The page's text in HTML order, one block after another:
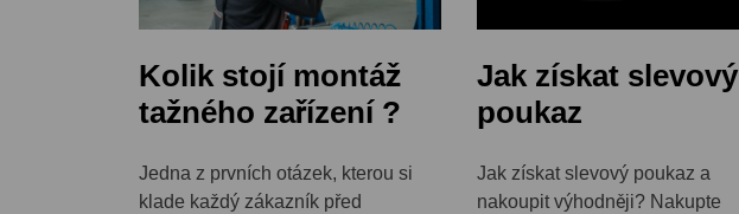
Kolik stojí montáž
tažného zařízení ?
Jedna z prvních otázek, kterou si
klade každý zákazník před
Jak získat slevový
poukaz
Jak získat slevový poukaz a
nakoupit výhodněji? Nakupte